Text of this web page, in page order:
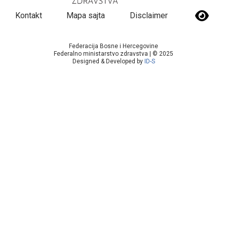
Kontakt Mapa sajta Disclaimer
Federacija Bosne i Hercegovine
Federalno ministarstvo zdravstva | © 2025
Designed & Developed by ID-S